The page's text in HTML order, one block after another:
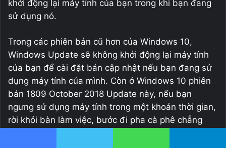
khởi động lại máy tính của bạn trong khi bạn đang
sử dụng nó.
Trong các phiên bản cũ hơn của Windows 10,
Windows Update sẽ không khởi động lại máy tính
của bạn để cài đặt bản cập nhật nếu bạn đang sử
dụng máy tính của mình. Còn ở Windows 10 phiên
bản 1809 October 2018 Update này, nếu bạn
ngưng sử dụng máy tính trong một khoản thời gian,
rời khỏi bàn làm việc, bước đi pha cà phê chẳng